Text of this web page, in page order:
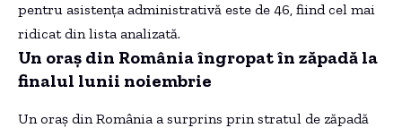
pentru asistența administrativă este de 46, fiind cel mai
ridicat din lista analizată.
Un oraș din România îngropat în zăpadă la
finalul lunii noiembrie
Un oraș din România a surprins prin stratul de zăpadă